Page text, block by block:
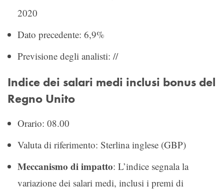
2020
Dato precedente: 6,9%
Previsione degli analisti: //
Indice dei salari medi inclusi bonus del
Regno Unito
Orario: 08.00
Valuta di riferimento: Sterlina inglese (GBP)
Meccanismo di impatto: L’indice segnala la
variazione dei salari medi, inclusi i premi di